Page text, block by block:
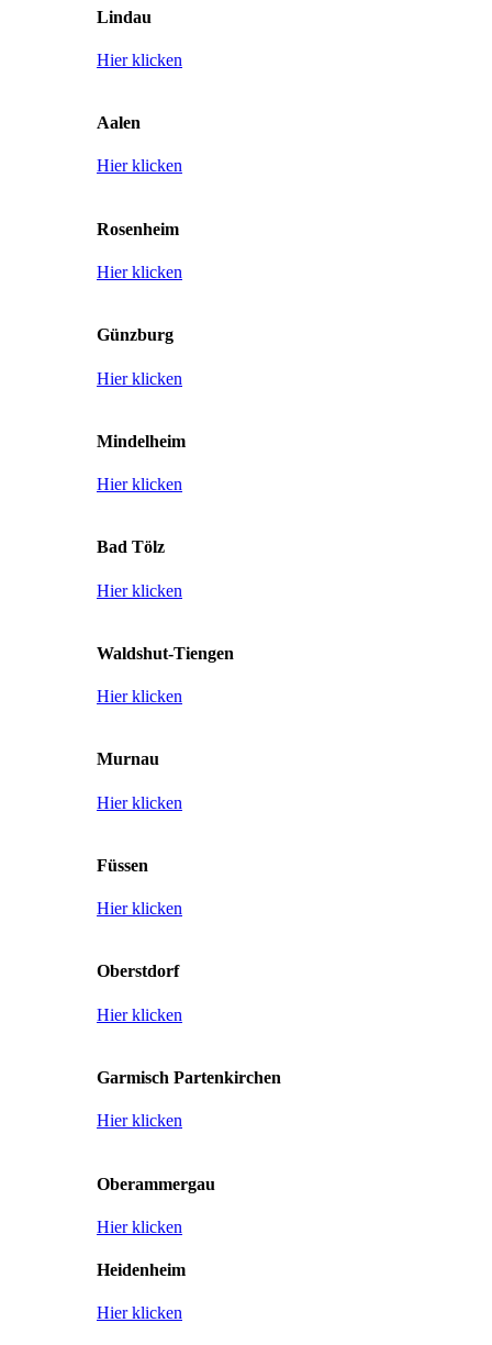
Lindau
Hier klicken
Aalen
Hier klicken
Rosenheim
Hier klicken
Günzburg
Hier klicken
Mindelheim
Hier klicken
Bad Tölz
Hier klicken
Waldshut-Tiengen
Hier klicken
Murnau
Hier klicken
Füssen
Hier klicken
Oberstdorf
Hier klicken
Garmisch Partenkirchen
Hier klicken
Oberammergau
Hier klicken
Heidenheim
Hier klicken